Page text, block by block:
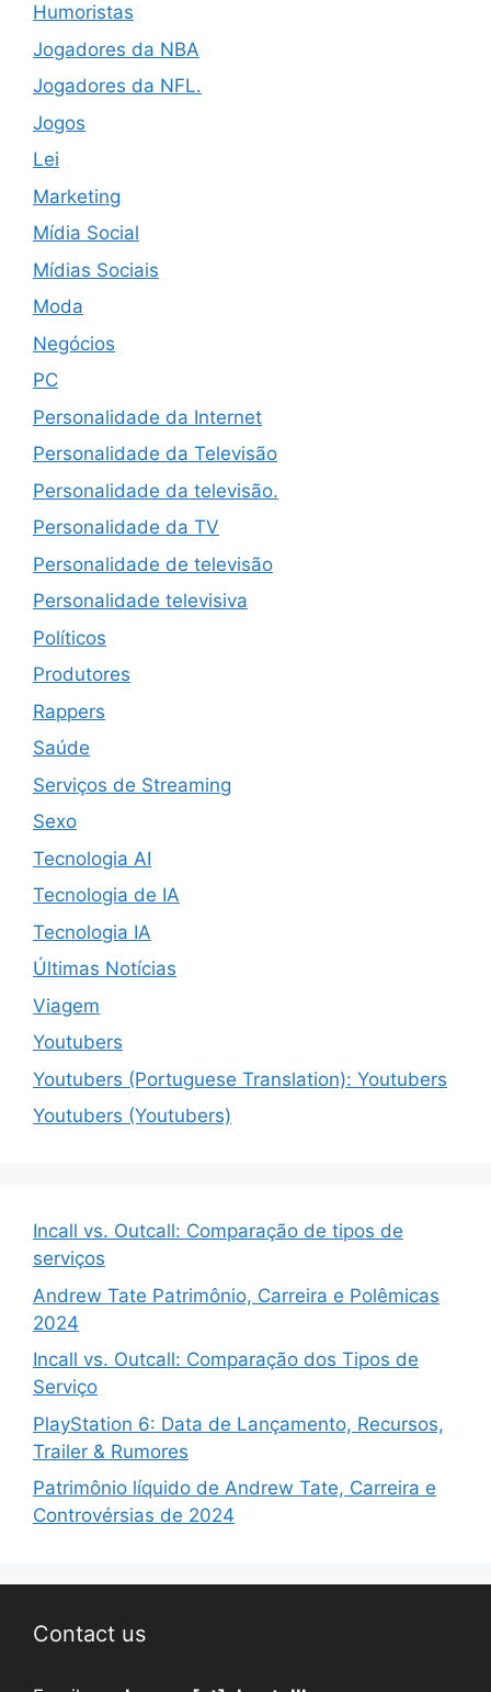
Humoristas
Jogadores da NBA
Jogadores da NFL.
Jogos
Lei
Marketing
Mídia Social
Mídias Sociais
Moda
Negócios
PC
Personalidade da Internet
Personalidade da Televisão
Personalidade da televisão.
Personalidade da TV
Personalidade de televisão
Personalidade televisiva
Políticos
Produtores
Rappers
Saúde
Serviços de Streaming
Sexo
Tecnologia AI
Tecnologia de IA
Tecnologia IA
Últimas Notícias
Viagem
Youtubers
Youtubers (Portuguese Translation): Youtubers
Youtubers (Youtubers)
Incall vs. Outcall: Comparação de tipos de
serviços
Andrew Tate Patrimônio, Carreira e Polêmicas
2024
Incall vs. Outcall: Comparação dos Tipos de
Serviço
PlayStation 6: Data de Lançamento, Recursos,
Trailer & Rumores
Patrimônio líquido de Andrew Tate, Carreira e
Controvérsias de 2024
Contact us